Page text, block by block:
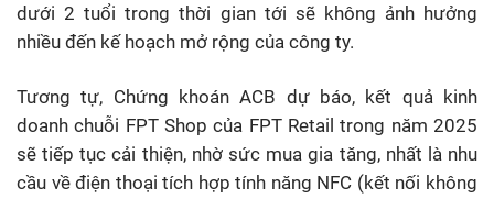
dưới 2 tuổi trong thời gian tới sẽ không ảnh hưởng
nhiều đến kế hoạch mở rộng của công ty.
Tương tự, Chứng khoán ACB dự báo, kết quả kinh
doanh chuỗi FPT Shop của FPT Retail trong năm 2025
sẽ tiếp tục cải thiện, nhờ sức mua gia tăng, nhất là nhu
cầu về điện thoại tích hợp tính năng NFC (kết nối không